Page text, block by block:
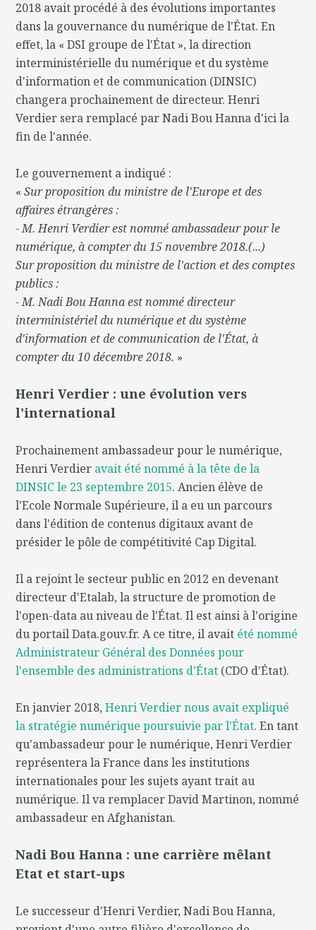
2018 avait procédé à des évolutions importantes
dans la gouvernance du numérique de l'État. En
effet, la « DSI groupe de l'État », la direction
interministérielle du numérique et du système
d'information et de communication (DINSIC)
changera prochainement de directeur. Henri
Verdier sera remplacé par Nadi Bou Hanna d'ici la
fin de l'année.
Le gouvernement a indiqué :
«Sur proposition du ministre de l'Europe et des
affaires étrangères :
- M. Henri Verdier est nommé ambassadeur pour le
numérique, à compter du 15 novembre 2018.(...)
Sur proposition du ministre de l'action et des comptes
publics :
- M. Nadi Bou Hanna est nommé directeur
interministériel du numérique et du système
d'information et de communication de l'État, à
compter du 10 décembre 2018. »
Henri Verdier : une évolution vers
l'international
Prochainement ambassadeur pour le numérique,
Henri Verdier avait été nommé à la tête de la
DINSIC le 23 septembre 2015. Ancien élève de
l'Ecole Normale Supérieure, il a eu un parcours
dans l'édition de contenus digitaux avant de
présider le pôle de compétitivité Cap Digital.
Il a rejoint le secteur public en 2012 en devenant
directeur d'Etalab, la structure de promotion de
l'open-data au niveau de l'État. Il est ainsi à l'origine
du portail Data.gouv.fr. A ce titre, il avait été nommé
Administrateur Général des Données pour
l'ensemble des administrations d'État (CDO d'État).
En janvier 2018,Henri Verdier nous avait expliqué
la stratégie numérique poursuivie par l'État. En tant
qu'ambassadeur pour le numérique, Henri Verdier
représentera la France dans les institutions
internationales pour les sujets ayant trait au
numérique. Il va remplacer David Martinon, nommé
ambassadeur en Afghanistan.
Nadi Bou Hanna : une carrière mêlant
Etat et start-ups
Le successeur d'Henri Verdier, Nadi Bou Hanna,